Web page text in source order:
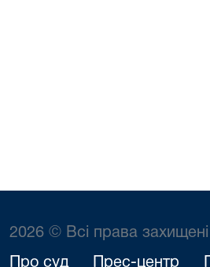
2026 © Всі права захищені
Про суд Прес-центр